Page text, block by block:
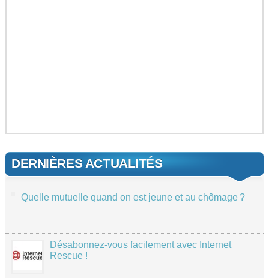
DERNIÈRES ACTUALITÉS
Quelle mutuelle quand on est jeune et au chômage ?
Désabonnez-vous facilement avec Internet
Rescue !